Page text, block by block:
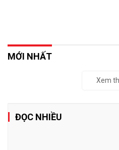
MỚI NHẤT
Xem
ĐỌC NHIỀU